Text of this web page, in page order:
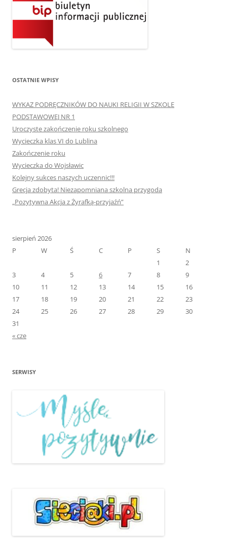
OSTATNIE WPISY
WYKAZ PODRĘCZNIKÓW DO NAUKI RELIGII W SZKOLE
PODSTAWOWEJ NR 1
Uroczyste zakończenie roku szkolnego
Wycieczka klas VI do Lublina
Zakończenie roku
Wycieczka do Wojsławic
Kolejny sukces naszych uczennic!!!
Grecja zdobyta! Niezapomniana szkolna przygoda
„Pozytywna Akcja z Żyrafką-przyjaźń”
sierpień 2026
P
W Ś C P S
N
1
2
3
4 5 6 7 8
9
10
11 12 13 14 15
16
17
18 19 20 21 22
23
24
25 26 27 28 29
30
31
« cze
SERWISY